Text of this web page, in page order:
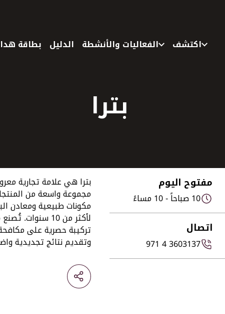
اكتشف
الفعاليات والأنشطة الدليل بطاقة
بترا
مفتوح اليوم
10 صباحاً - 10 مساءً
اتصال
971 4 3603137
بترا هي علامة تجارية
مجموعة واسعة من
مكونات طبيعية ومعادن
لأكثر من 10
تركيبة حصرية على
وتقديم نتائج تجديدية